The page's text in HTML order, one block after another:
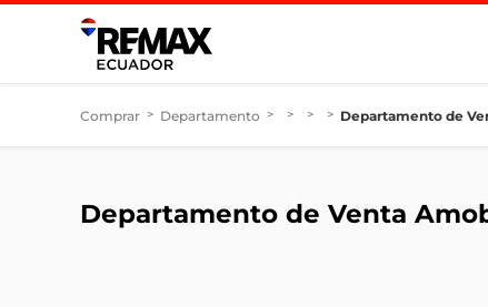
Comprar > Departamento > > > > Departamento de
Departamento de Venta